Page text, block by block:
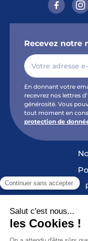
Recevez notre
En donnant votre
recevrez nos lettres
générosité. Vous
tout moment en
protection de